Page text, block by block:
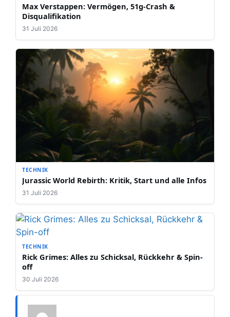
Max Verstappen: Vermögen, 51g-Crash &
Disqualifikation
31 Juli 2026
TECHNIK
Jurassic World Rebirth: Kritik, Start und alle Infos
31 Juli 2026
TECHNIK
Rick Grimes: Alles zu Schicksal, Rückkehr & Spin-
off
30 Juli 2026